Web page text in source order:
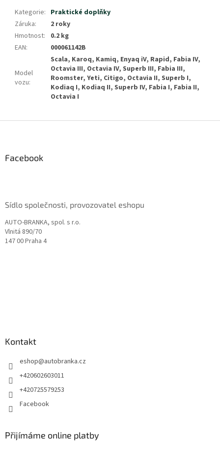
Kategorie: Praktické doplňky
Záruka:
2 roky
Hmotnost:
0.2 kg
EAN: 000061142B
Model
vozu:
Scala, Karoq, Kamiq, Enyaq iV, Rapid, Fabia IV,
Octavia III, Octavia IV, Superb III, Fabia III,
Roomster, Yeti, Citigo, Octavia II, Superb I,
Kodiaq I, Kodiaq II, Superb IV, Fabia I, Fabia II,
Octavia I
Facebook
Sídlo společnosti, provozovatel eshopu
AUTO-BRANKA, spol. s r.o.
Vlnitá 890/70
147 00 Praha 4
Kontakt
eshop@autobranka.cz
+420602603011
+420725579253
Facebook
Přijímáme online platby